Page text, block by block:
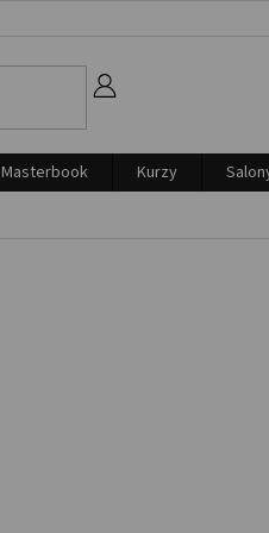
Masterbook Kurzy